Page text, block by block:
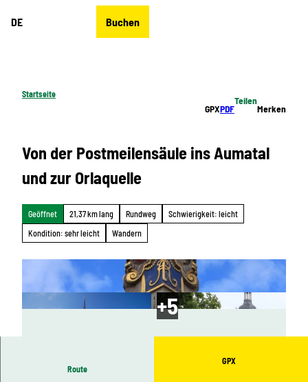
DE Buchen
Startseite
GPXPDF
Teilen
Merken
Von der Postmeilensäule ins Aumatal
und zur Orlaquelle
Geöffnet 21,37 km lang Rundweg
Schwierigkeit: leicht
Kondition: sehr leicht
Wandern
Route
GPX